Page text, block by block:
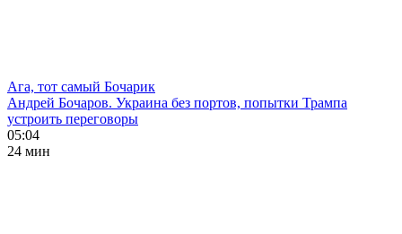
Ага, тот самый Бочарик
Андрей Бочаров. Украина без портов, попытки Трампа
устроить переговоры
05:04
24 мин